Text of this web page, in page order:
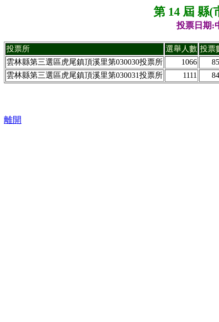
第 14 屆 縣(
投票日期:
投票所 選舉人數 投票
雲林縣第三選區虎尾鎮頂溪里第030030投票所
1066
雲林縣第三選區虎尾鎮頂溪里第030031投票所
1111
離開